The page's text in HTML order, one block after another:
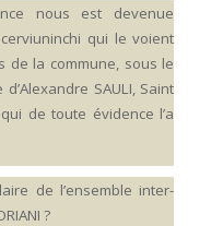
nous est devenue
qui le voient
de la commune, sous le
SAULI, Saint
de toute évidence l’a
de l’ensemble inter-
?